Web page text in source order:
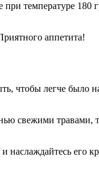
температуре
аппетита!
чтобы легче
свежими
наслаждайтесь его